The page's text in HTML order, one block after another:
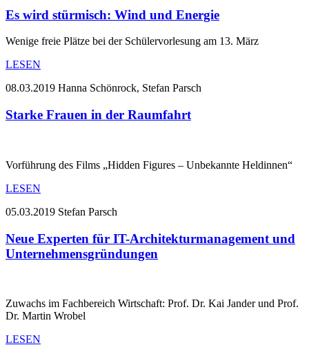
Es wird stürmisch: Wind und Energie
Wenige freie Plätze bei der Schülervorlesung am 13. März
LESEN
08.03.2019 Hanna Schönrock, Stefan Parsch
Starke Frauen in der Raumfahrt
Vorführung des Films „Hidden Figures – Unbekannte Heldinnen“
LESEN
05.03.2019 Stefan Parsch
Neue Experten für IT-Architekturmanagement und
Unternehmensgründungen
Zuwachs im Fachbereich Wirtschaft: Prof. Dr. Kai Jander und Prof.
Dr. Martin Wrobel
LESEN